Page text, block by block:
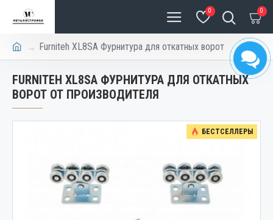
0 0
Furniteh XL8SA Фурнитура для откатных ворот
FURNITEH XL8SA ФУРНИТУРА ДЛЯ ОТКАТНЫХ
ВОРОТ ОТ ПРОИЗВОДИТЕЛЯ
БЕСТСЕЛЛЕРЫ